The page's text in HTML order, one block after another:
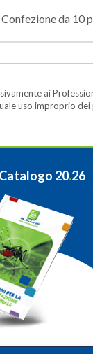
da 10
ai
uso improprio
20.26